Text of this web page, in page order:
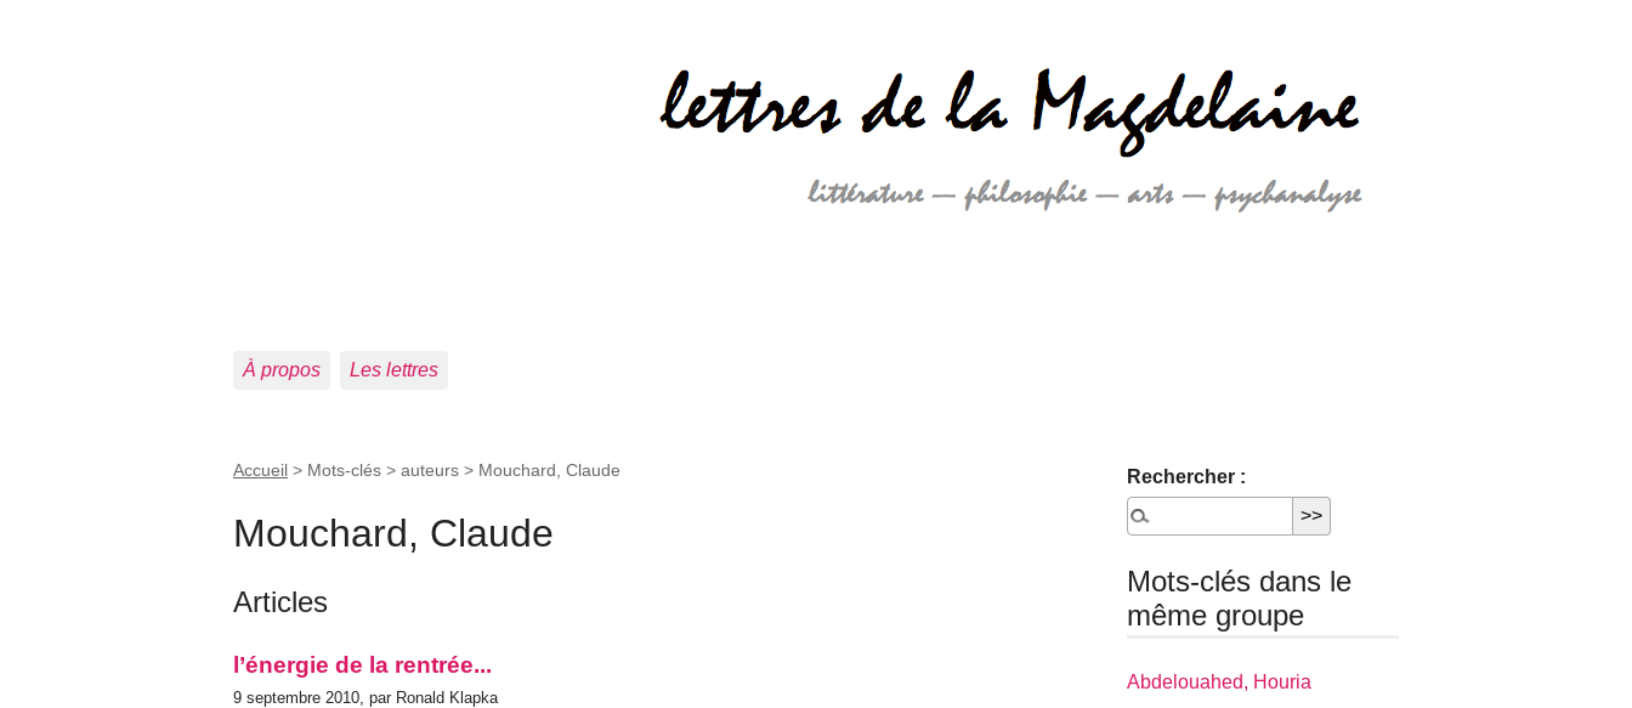
À propos Les lettres
Accueil > Mots-clés > auteurs > Mouchard, Claude
Mouchard, Claude
Articles
l’énergie de la rentrée...
9 septembre 2010, par Ronald Klapka
Rechercher :
Mots-clés dans le
même groupe
Abdelouahed, Houria